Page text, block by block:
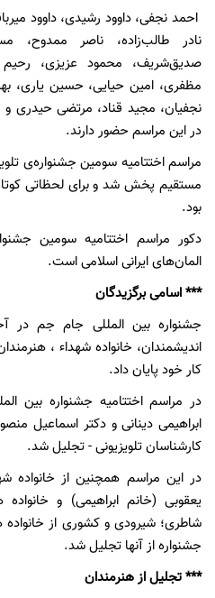
احمد نجفی، داوود رشیدی، داوود
نادر طالب‌زاده، ناصر ممدوح،
صدیق‌شریف، محمود عزیزی، رحیم
مظفری، امین حیایی، حسین یاری،
نجفیان، مجید قناد، مرتضی حیدری
در این مراسم حضور دارند.
مراسم اختتامیه سومین جشنواره‌ی
مستقیم پخش شد و برای لحظاتی
بود.
دکور مراسم اختتامیه سومین
المان‌های ایرانی اسلامی است.
*** اسامی برگزیدگان
جشنواره بین المللی جام جم در
اندیشمندان، خانواده شهداء ،
کار خود پایان داد.
در مراسم اختتامیه جشنواره بین
ابراهیمی دینانی و دکتر اسماعیل
کارشناسان تلویزیونی - تجلیل شد.
در این مراسم همچنین از
یعقوبی (خانم ابراهیمی) و
شاطری؛ شیرودی و کشوری از
جشنواره از آنها تجلیل شد.
*** تجلیل از هنرمندان